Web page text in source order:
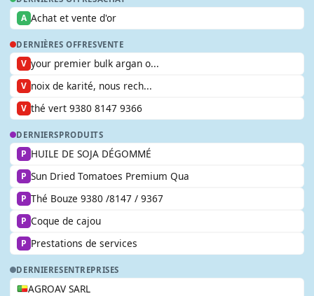
A Achat et vente d'or
DERNIÈRES OFFRESVENTE
V your premier bulk argan o...
V noix de karité, nous rech...
V thé vert 9380 8147 9366
DERNIERSPRODUITS
P HUILE DE SOJA DÉGOMMÉ
P Sun Dried Tomatoes Premium Qua
P Thé Bouze 9380 /8147 / 9367
P Coque de cajou
P Prestations de services
DERNIERESENTREPRISES
AGROAV SARL